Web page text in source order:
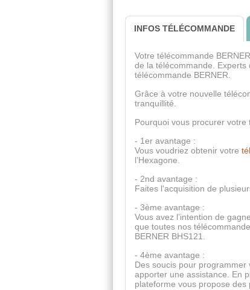
INFOS TÉLÉCOMMANDE
Votre télécommande
de la télécommande.
télécommande BERNER.
Grâce à votre nouvelle
tranquillité.
Pourquoi vous procurer
- 1er avantage :
Vous voudriez obtenir votre
l’Hexagone.
- 2nd avantage :
Faites l'acquisition de
- 3ème avantage :
Vous avez l’intention de
que toutes nos
BERNER BHS121.
- 4ème avantage :
Des soucis pour
apporter une assistance. En
plateforme vous propose